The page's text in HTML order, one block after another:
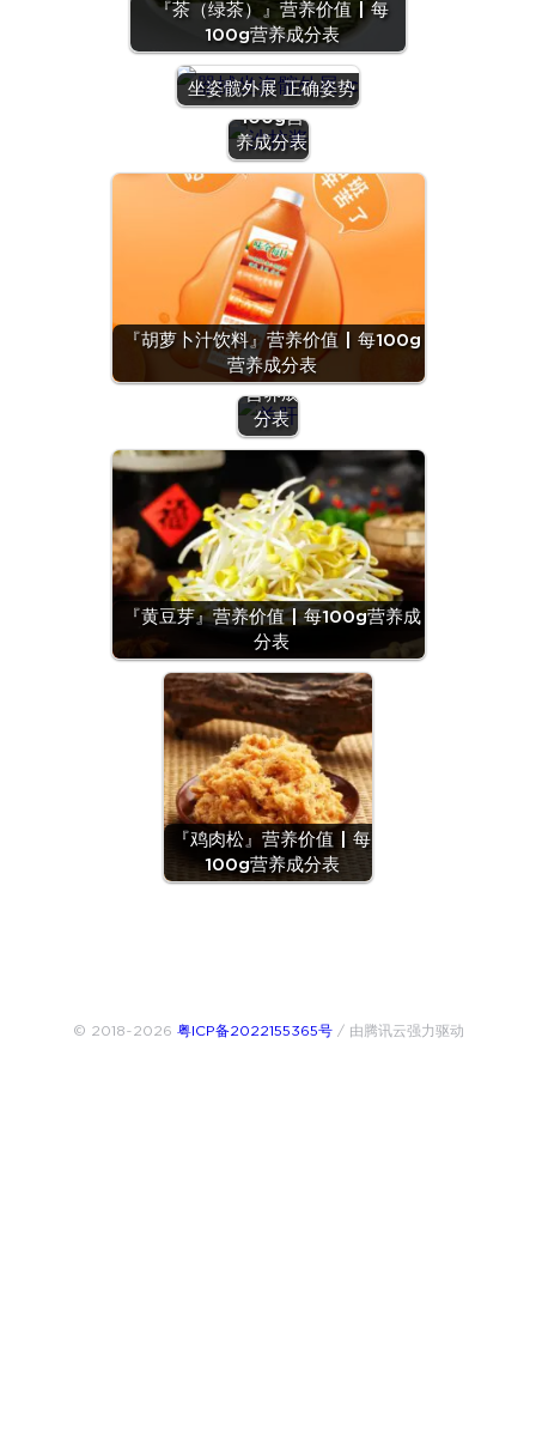
『茶（绿茶）』营养价值 | 每
100g营养成分表
坐姿髋外展 正确姿势
『沙拉
酱』营养
价值 | 每
100g营
养成分表
『胡萝卜汁饮料』营养价值 | 每100g
营养成分表
『羊
肝』营
养价值
| 每
100g
营养成
分表
『黄豆芽』营养价值 | 每100g营养成
分表
『鸡肉松』营养价值 | 每
100g营养成分表
© 2018~2026 粤ICP备2022155365号/ 由腾讯云强力驱动